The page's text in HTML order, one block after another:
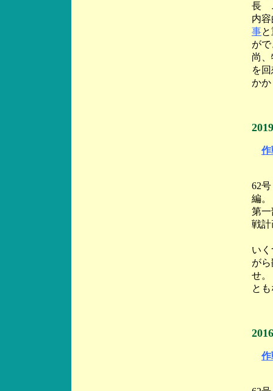
長
内
事
が
尚
を
か
62
編。
第
戦
い
が
せ。
と